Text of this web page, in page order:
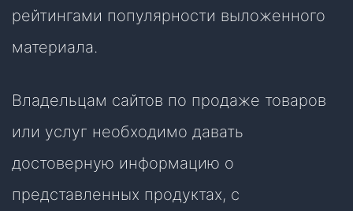
рейтингами популярности выложенного
материала.
Владельцам сайтов по продаже товаров
или услуг необходимо давать
достоверную информацию о
представленных продуктах, с